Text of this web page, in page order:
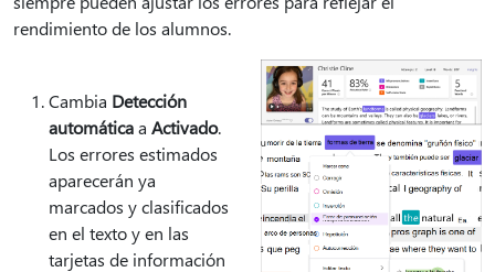
rendimiento de los alumnos.
Cambia Detección
automáticaa Activado.
Los errores estimados
aparecerán ya
marcados y clasificados
en el texto y en las
tarjetas de información